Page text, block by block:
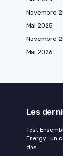
Novembre
Mai 2025
Novembre
Mai 2026
Les
Test
Energy : un
dos